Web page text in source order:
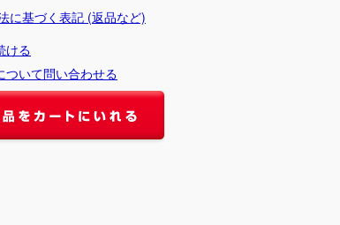
に基づく表記 (返品など)
ける
ついて問い合わせる